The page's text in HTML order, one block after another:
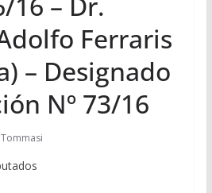
Ferraris
– Designado
Nº 73/16